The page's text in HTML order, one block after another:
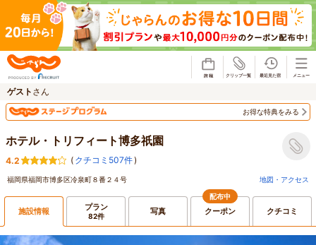
ゲスト さん
お得な特典をみる
ホテル・トリフィート博多祇園
4.2 ( クチコミ507件)
福岡県福岡市博多区冷泉町８番２４号 地図・アクセス
施設情報 プラン
82件 写真
配布中
クーポン クチコミ